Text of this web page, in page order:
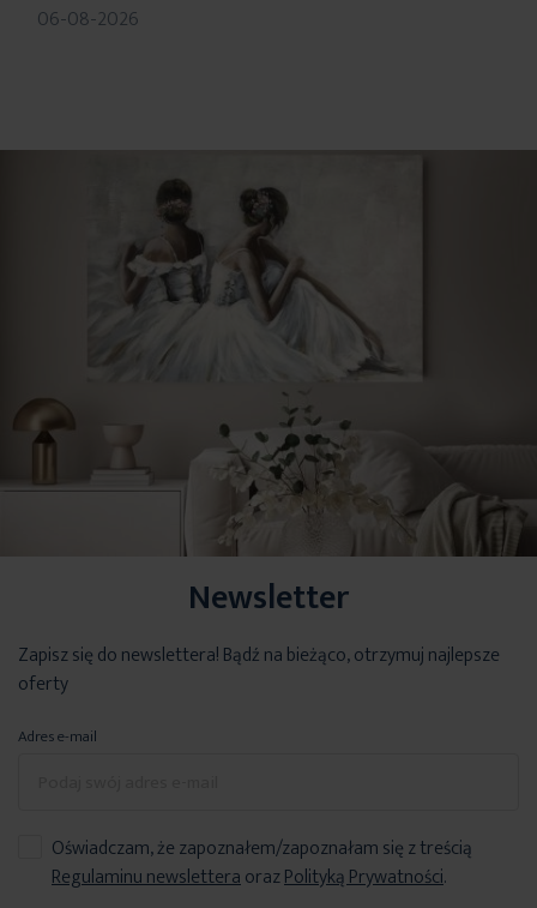
06-08-2026
Newsletter
Zapisz się do newslettera! Bądź na bieżąco, otrzymuj najlepsze
oferty
Adres e-mail
Oświadczam, że zapoznałem/zapoznałam się z treścią
Regulaminu newsletteraorazPolityką Prywatności.